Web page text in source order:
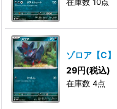
在庫数 10点
ゾロア【C
29円(税込)
在庫数 4点